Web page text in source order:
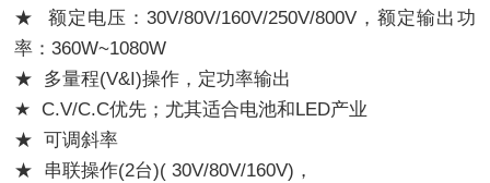
★ 额定电压：30V/80V/160V/250V/800V，额定输出功
率：360W~1080W
★ 多量程(V&I)操作，定功率输出
★ C.V/C.C优先；尤其适合电池和LED产业
★ 可调斜率
★ 串联操作(2台)( 30V/80V/160V)，